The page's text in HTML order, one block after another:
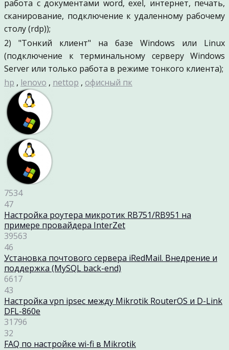
работа с документами word, exel, интернет, печать,
сканирование, подключение к удаленному рабочему
столу (rdp));
2) "Тонкий клиент" на базе Windows или Linux
(подключение к терминальному серверу Windows
Server или только работа в режиме тонкого клиента);
hp , lenovo , nettop , офисный пк
7534
47
Настройка роутера микротик RB751/RB951 на
примере провайдера InterZet
39563
46
Установка почтового сервера iRedMail. Внедрение и
поддержка (MySQL back-end)
6617
43
Настройка vpn ipsec между Mikrotik RouterOS и D-Link
DFL-860e
31796
32
FAQ по настройке wi-fi в Mikrotik